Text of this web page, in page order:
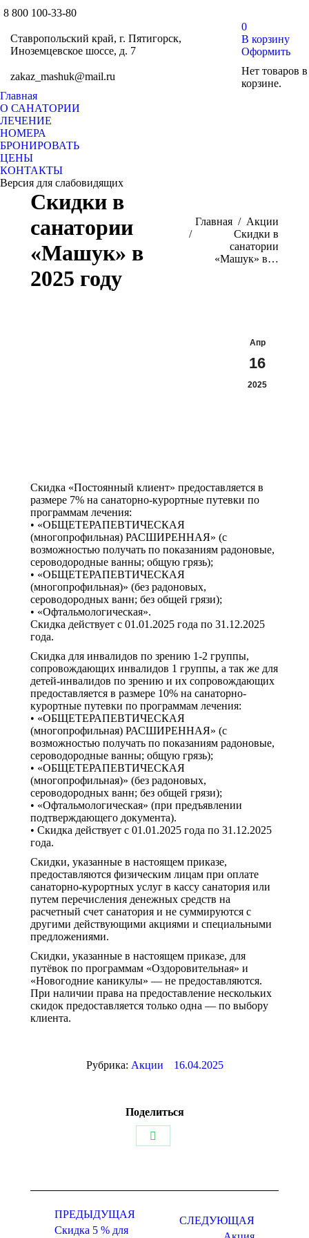
8 800 100-33-80
Ставропольский край, г. Пятигорск,
Иноземцевское шоссе, д. 7
zakaz_mashuk@mail.ru
новом
0
В корзину
Оформить
Нет товаров в
корзине.
Главная
О САНАТОРИИ
ЛЕЧЕНИЕ
НОМЕРА
БРОНИРОВАТЬ
ЦЕНЫ
КОНТАКТЫ
Версия для слабовидящих
Скидки в
санатории
«Машук» в
2025 году
Вы здесь:
Главная
Акции
Скидки в
санатории
«Машук» в…
Апр
16
2025
Скидка «Постоянный клиент» предоставляется в
размере 7% на санаторно-курортные путевки по
программам лечения:
• «ОБЩЕТЕРАПЕВТИЧЕСКАЯ
(многопрофильная) РАСШИРЕННАЯ» (с
возможностью получать по показаниям радоновые,
сероводородные ванны; общую грязь);
• «ОБЩЕТЕРАПЕВТИЧЕСКАЯ
(многопрофильная)» (без радоновых,
сероводородных ванн; без общей грязи);
• «Офтальмологическая».
Скидка действует с 01.01.2025 года по 31.12.2025
года.
Скидка для инвалидов по зрению 1-2 группы,
сопровождающих инвалидов 1 группы, а так же для
детей-инвалидов по зрению и их сопровождающих
предоставляется в размере 10% на санаторно-
курортные путевки по программам лечения:
• «ОБЩЕТЕРАПЕВТИЧЕСКАЯ
(многопрофильная) РАСШИРЕННАЯ» (с
возможностью получать по показаниям радоновые,
сероводородные ванны; общую грязь);
• «ОБЩЕТЕРАПЕВТИЧЕСКАЯ
(многопрофильная)» (без радоновых,
сероводородных ванн; без общей грязи);
• «Офтальмологическая» (при предъявлении
подтверждающего документа).
• Скидка действует с 01.01.2025 года по 31.12.2025
года.
Скидки, указанные в настоящем приказе,
предоставляются физическим лицам при оплате
санаторно-курортных услуг в кассу санатория или
путем перечисления денежных средств на
расчетный счет санатория и не суммируются с
другими действующими акциями и специальными
предложениями.
Скидки, указанные в настоящем приказе, для
путёвок по программам «Оздоровительная» и
«Новогодние каникулы» — не предоставляются.
При наличии права на предоставление нескольких
скидок предоставляется только одна — по выбору
клиента.
Рубрика: Акции 16.04.2025
Поделиться
ПРЕДЫДУЩАЯ
Скидка 5 % для
СЛЕДУЮЩАЯ